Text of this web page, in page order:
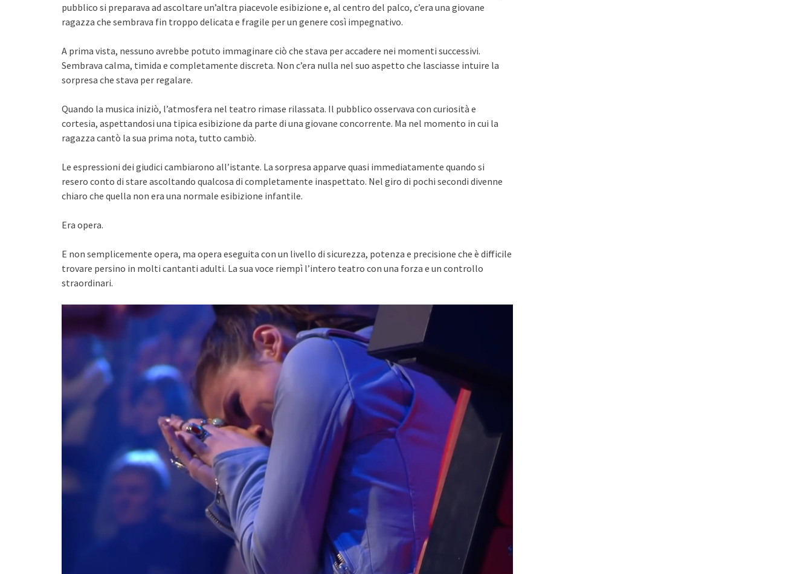
pubblico si preparava ad ascoltare un’altra piacevole esibizione e, al centro del palco, c’era una giovane
ragazza che sembrava fin troppo delicata e fragile per un genere così impegnativo.
A prima vista, nessuno avrebbe potuto immaginare ciò che stava per accadere nei momenti successivi.
Sembrava calma, timida e completamente discreta. Non c’era nulla nel suo aspetto che lasciasse intuire la
sorpresa che stava per regalare.
Quando la musica iniziò, l’atmosfera nel teatro rimase rilassata. Il pubblico osservava con curiosità e
cortesia, aspettandosi una tipica esibizione da parte di una giovane concorrente. Ma nel momento in cui la
ragazza cantò la sua prima nota, tutto cambiò.
Le espressioni dei giudici cambiarono all’istante. La sorpresa apparve quasi immediatamente quando si
resero conto di stare ascoltando qualcosa di completamente inaspettato. Nel giro di pochi secondi divenne
chiaro che quella non era una normale esibizione infantile.
Era opera.
E non semplicemente opera, ma opera eseguita con un livello di sicurezza, potenza e precisione che è difficile
trovare persino in molti cantanti adulti. La sua voce riempì l’intero teatro con una forza e un controllo
straordinari.